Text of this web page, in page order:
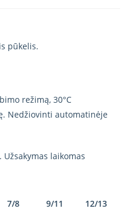
pūkelis.
režimą, 30°C
Nedžiovinti automatinėje
laikomas
7/8 9/11 12/13